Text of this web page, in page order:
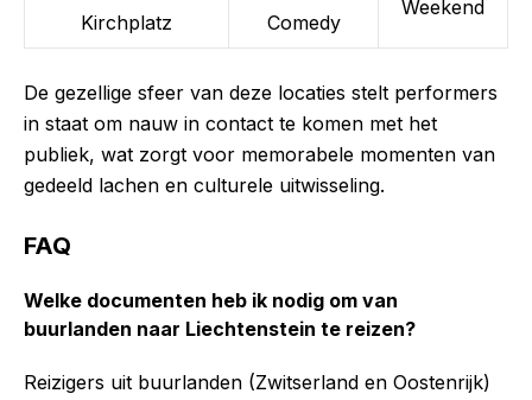
Kirchplatz
Comedy
Weekend
De gezellige sfeer van deze locaties stelt performers
in staat om nauw in contact te komen met het
publiek, wat zorgt voor memorabele momenten van
gedeeld lachen en culturele uitwisseling.
FAQ
Welke documenten heb ik nodig om van
buurlanden naar Liechtenstein te reizen?
Reizigers uit buurlanden (Zwitserland en Oostenrijk)